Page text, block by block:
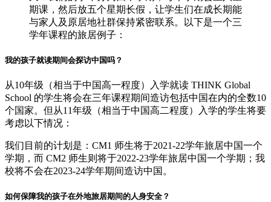
我的孩子就读期间会探访中国吗？
从10年级（相当于中国高一程度）入学就读 THINK Global
School 的学生将会在三年课程期间造访包括中国在内的全数10
个国家。但从11年级（相当于中国高二程度）入学的学生将要
考虑以下情况：
我们目前的计划是：CM1 师生将于2021-22学年旅居中国一个
学期，而 CM2 师生则将于2022-23学年旅居中国一个学期；我
校将不会在2023-24学年期间造访中国。
如何保障我的孩子在外地旅居期间的人身安全？